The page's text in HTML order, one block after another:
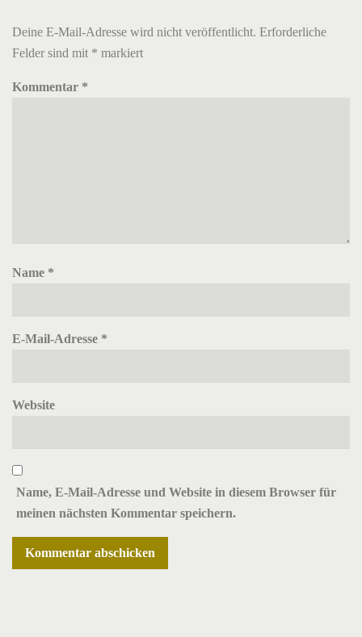
Deine E-Mail-Adresse wird nicht veröffentlicht. Erforderliche
Felder sind mit * markiert
Kommentar *
Name *
E-Mail-Adresse *
Website
Name, E-Mail-Adresse und Website in diesem Browser für
meinen nächsten Kommentar speichern.